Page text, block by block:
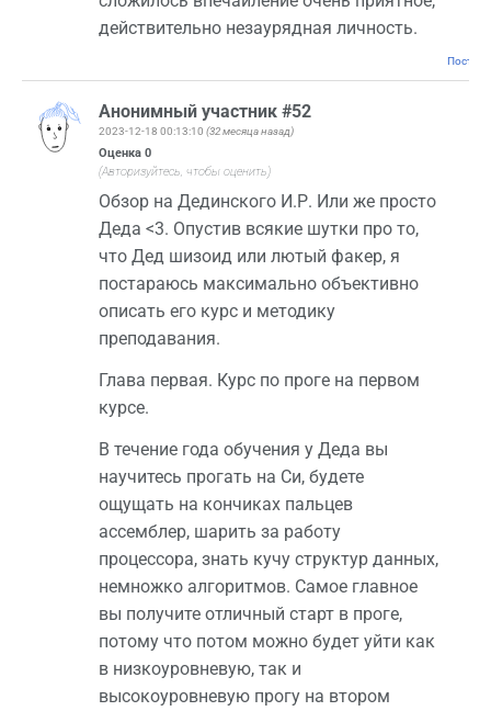
действительно незаурядная личность.
Анонимный участник #52
2023-12-18 00:13:10 (32 месяца назад)
Оценка 0
(Авторизуйтесь, чтобы оценить)
Обзор на Дединского И.Р. Или же просто
Деда <3. Опустив всякие шутки про то,
что Дед шизоид или лютый факер, я
постараюсь максимально объективно
описать его курс и методику
преподавания.
Глава первая. Курс по проге на первом
курсе.
В течение года обучения у Деда вы
научитесь прогать на Си, будете
ощущать на кончиках пальцев
ассемблер, шарить за работу
процессора, знать кучу структур данных,
немножко алгоритмов. Самое главное
вы получите отличный старт в проге,
потому что потом можно будет уйти как
в низкоуровневую, так и
высокоуровневую прогу на втором